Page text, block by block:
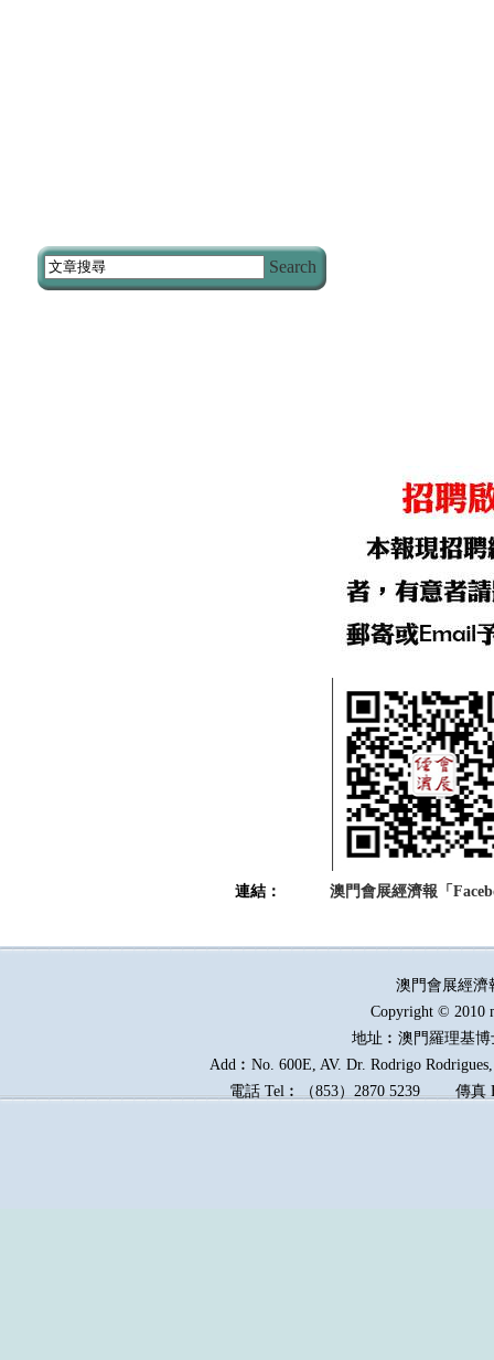
Search
連結： 澳門會展經濟報「
澳門會展經
Copyright © 2010
地址︰澳門羅理基
Add︰No. 600E, AV. Dr. Rodrigo
電話 Tel︰（853）2870 5239傳真